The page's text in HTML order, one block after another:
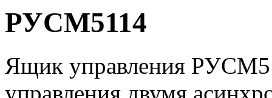
РУСМ5114
Ящик управления
управления двумя